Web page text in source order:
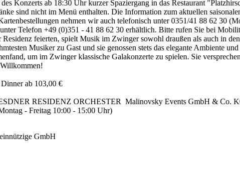
Konzerts ab 18:30 Uhr kurzer Spaziergang in das Restaurant
sind nicht im Menü enthalten. Die Information zum aktuellen
nehmen wir auch telefonisch unter 0351/41 88 62 30
Telefon +49 (0)351 - 41 88 62 30 erhältlich. Bitte rufen Sie bei
feierten, spielt Musik im Zwinger sowohl draußen als auch in
Musiker zu Gast und sie genossen stets das elegante
um im Zwinger klassische Galakonzerte zu spielen. Sie
ab 103,00 €
RESIDENZ ORCHESTER Malinovsky Events GmbH & Co.
- Freitag 10:00 - 15:00 Uhr)
GmbH